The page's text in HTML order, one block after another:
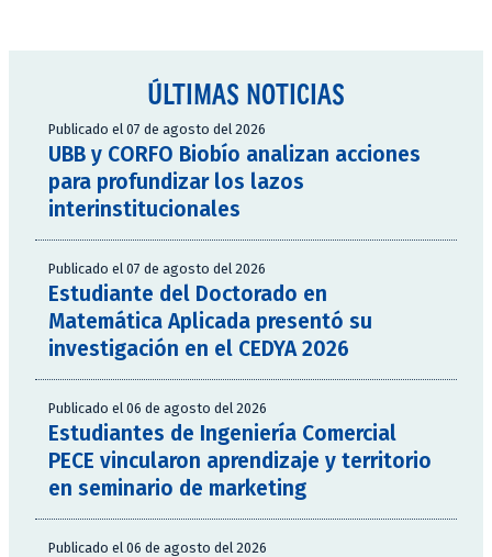
ÚLTIMAS NOTICIAS
Publicado el 07 de agosto del 2026
UBB y CORFO Biobío analizan acciones
para profundizar los lazos
interinstitucionales
Publicado el 07 de agosto del 2026
Estudiante del Doctorado en
Matemática Aplicada presentó su
investigación en el CEDYA 2026
Publicado el 06 de agosto del 2026
Estudiantes de Ingeniería Comercial
PECE vincularon aprendizaje y territorio
en seminario de marketing
Publicado el 06 de agosto del 2026